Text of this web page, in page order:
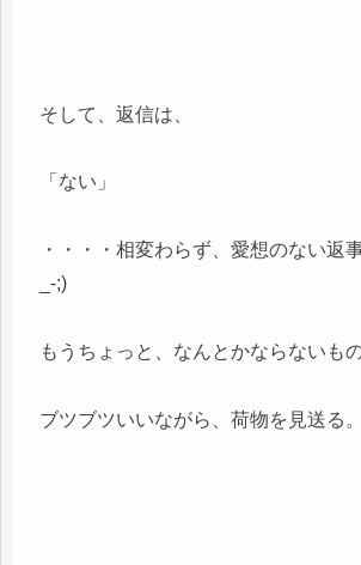
そして、返信は、
「ない」
・・・・相変わらず、愛想のない返
_-;)
もうちょっと、なんとかならないもの
ブツブツいいながら、荷物を見送る。